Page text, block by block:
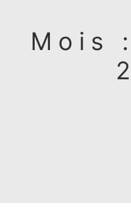
LASER CO2
Mois